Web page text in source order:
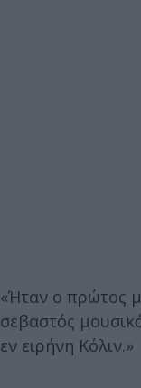
«Ήταν ο πρώτος
σεβαστός
εν ειρήνη Κόλιν.»